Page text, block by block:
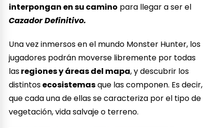
interpongan en su camino para llegar a ser el
Cazador Definitivo.
Una vez inmersos en el mundo Monster Hunter, los
jugadores podrán moverse libremente por todas
lasregiones y áreas del mapa, y descubrir los
distintosecosistemasque las componen. Es decir,
que cada una de ellas se caracteriza por el tipo de
vegetación, vida salvaje o terreno.